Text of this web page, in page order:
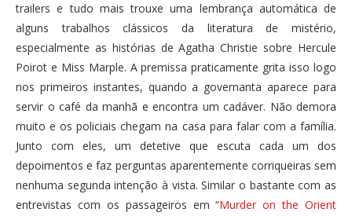
trailers e tudo mais trouxe uma lembrança automática de
alguns trabalhos clássicos da literatura de mistério,
especialmente as histórias de Agatha Christie sobre Hercule
Poirot e Miss Marple. A premissa praticamente grita isso logo
nos primeiros instantes, quando a governanta aparece para
servir o café da manhã e encontra um cadáver. Não demora
muito e os policiais chegam na casa para falar com a família.
Junto com eles, um detetive que escuta cada um dos
depoimentos e faz perguntas aparentemente corriqueiras sem
nenhuma segunda intenção à vista. Similar o bastante com as
entrevistas com os passageiros em “Murder on the Orient